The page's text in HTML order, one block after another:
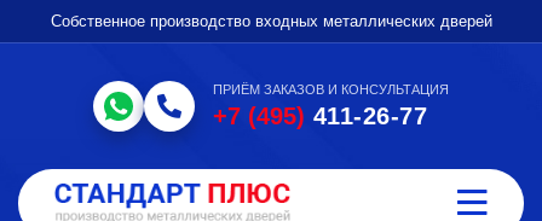
Собственное производство входных металлических дверей
ПРИЁМ ЗАКАЗОВ И КОНСУЛЬТАЦИЯ
+7 (495) 411-26-77